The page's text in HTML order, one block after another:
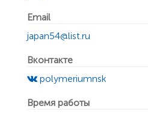
Email
japan54@list.ru
Вконтакте
polymeriumnsk
Время работы